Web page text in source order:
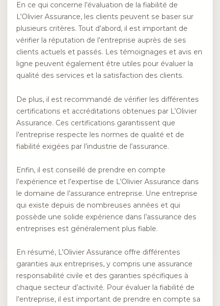
En ce qui concerne l’évaluation de la fiabilité de
L’Olivier Assurance, les clients peuvent se baser sur
plusieurs critères. Tout d’abord, il est important de
vérifier la réputation de l’entreprise auprès de ses
clients actuels et passés. Les témoignages et avis en
ligne peuvent également être utiles pour évaluer la
qualité des services et la satisfaction des clients.
De plus, il est recommandé de vérifier les différentes
certifications et accréditations obtenues par L’Olivier
Assurance. Ces certifications garantissent que
l’entreprise respecte les normes de qualité et de
fiabilité exigées par l’industrie de l’assurance.
Enfin, il est conseillé de prendre en compte
l’expérience et l’expertise de L’Olivier Assurance dans
le domaine de l’assurance entreprise. Une entreprise
qui existe depuis de nombreuses années et qui
possède une solide expérience dans l’assurance des
entreprises est généralement plus fiable.
En résumé, L’Olivier Assurance offre différentes
garanties aux entreprises, y compris une assurance
responsabilité civile et des garanties spécifiques à
chaque secteur d’activité. Pour évaluer la fiabilité de
l’entreprise, il est important de prendre en compte sa